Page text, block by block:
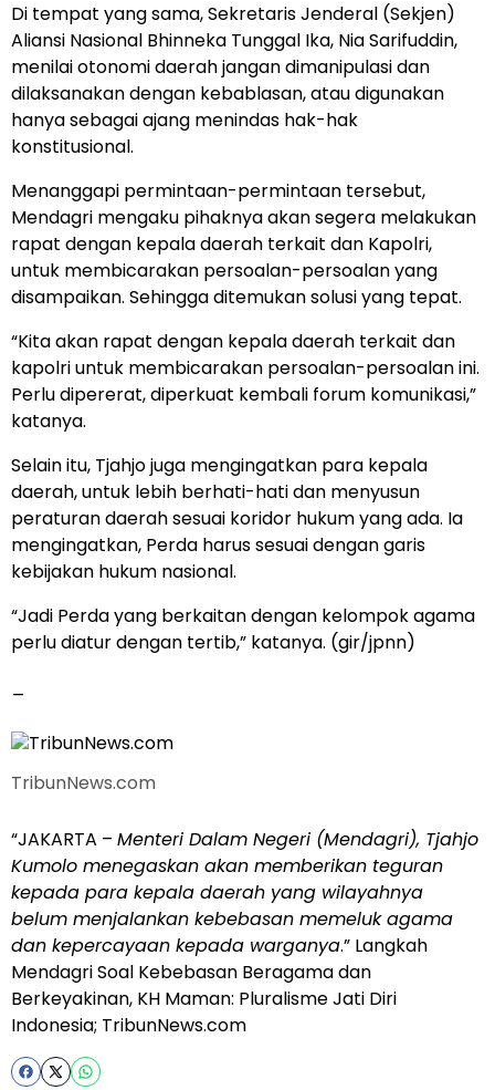
Di tempat yang sama, Sekretaris Jenderal (Sekjen)
Aliansi Nasional Bhinneka Tunggal Ika, Nia Sarifuddin,
menilai otonomi daerah jangan dimanipulasi dan
dilaksanakan dengan kebablasan, atau digunakan
hanya sebagai ajang menindas hak-hak
konstitusional.
Menanggapi permintaan-permintaan tersebut,
Mendagri mengaku pihaknya akan segera melakukan
rapat dengan kepala daerah terkait dan Kapolri,
untuk membicarakan persoalan-persoalan yang
disampaikan. Sehingga ditemukan solusi yang tepat.
“Kita akan rapat dengan kepala daerah terkait dan
kapolri untuk membicarakan persoalan-persoalan ini.
Perlu dipererat, diperkuat kembali forum komunikasi,”
katanya.
Selain itu, Tjahjo juga mengingatkan para kepala
daerah, untuk lebih berhati-hati dan menyusun
peraturan daerah sesuai koridor hukum yang ada. Ia
mengingatkan, Perda harus sesuai dengan garis
kebijakan hukum nasional.
“Jadi Perda yang berkaitan dengan kelompok agama
perlu diatur dengan tertib,” katanya. (gir/jpnn)
TribunNews.com
“JAKARTA – Menteri Dalam Negeri (Mendagri), Tjahjo
Kumolo menegaskan akan memberikan teguran
kepada para kepala daerah yang wilayahnya
belum menjalankan kebebasan memeluk agama
dan kepercayaan kepada warganya.” Langkah
Mendagri Soal Kebebasan Beragama dan
Berkeyakinan, KH Maman: Pluralisme Jati Diri
Indonesia; TribunNews.com